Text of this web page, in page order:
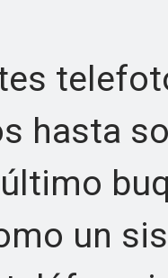
hasta
un